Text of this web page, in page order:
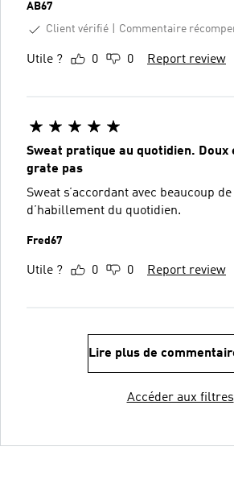
AB67
Client vérifié
Commentaire
Utile ? 0 0 Report review
Sweat pratique au quotidien. Doux
grate pas
Sweat s’accordant avec beaucoup
d’habillement du quotidien.
Fred67
Utile ? 0 0 Report review
Lire plus de
Accéder aux filtres